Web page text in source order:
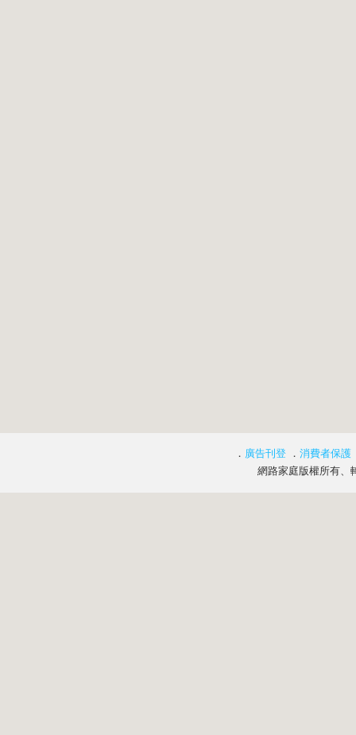
． 廣告刊登 ． 消費者保護
網路家庭版權所有、